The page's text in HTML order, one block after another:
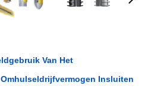
Van Het
Insluiten